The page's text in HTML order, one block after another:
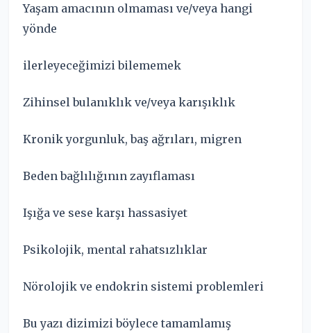
Yaşam amacının olmaması ve/veya hangi
yönde
ilerleyeceğimizi bilememek
Zihinsel bulanıklık ve/veya karışıklık
Kronik yorgunluk, baş ağrıları, migren
Beden bağlılığının zayıflaması
Işığa ve sese karşı hassasiyet
Psikolojik, mental rahatsızlıklar
Nörolojik ve endokrin sistemi problemleri
Bu yazı dizimizi böylece tamamlamış